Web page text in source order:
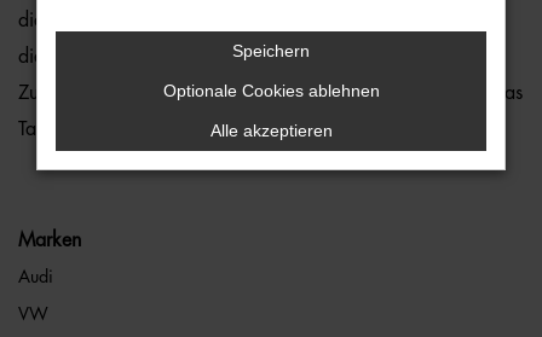
diesem Bereich laufen wir zur Höchstform auf und bringen
die Erfahrung vieler Jahrzehnte in der Autobranche ein.
Zudem üben wir unseren Beruf mit Leidenschaft aus – und das
Tag für Tag.
Marken
Audi
VW
Speichern
Optionale Cookies ablehnen
Alle akzeptieren